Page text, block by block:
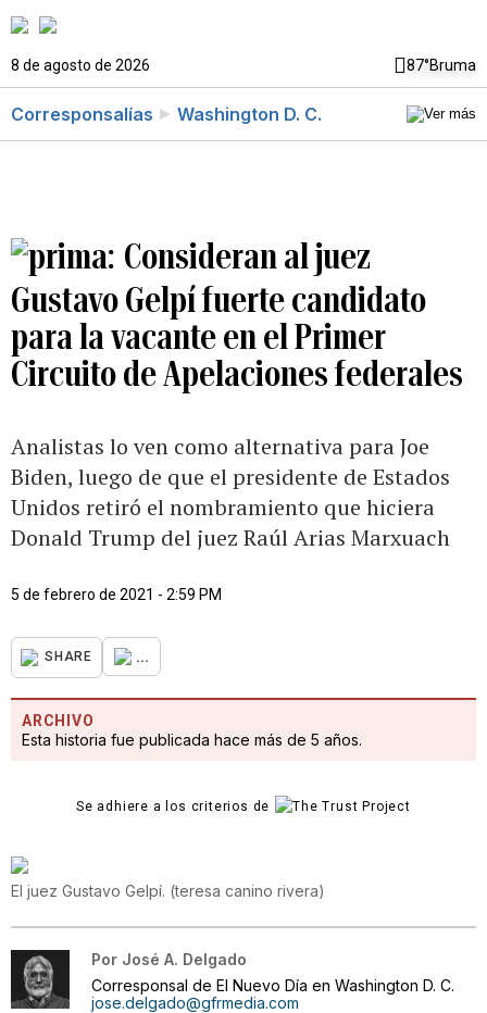
8 de agosto de 2026 87°Bruma
Corresponsalías Washington D. C.
Consideran al juez
Gustavo Gelpí fuerte candidato
para la vacante en el Primer
Circuito de Apelaciones federales
Analistas lo ven como alternativa para Joe
Biden, luego de que el presidente de Estados
Unidos retiró el nombramiento que hiciera
Donald Trump del juez Raúl Arias Marxuach
5 de febrero de 2021 - 2:59 PM
SHARE ...
ARCHIVO
Esta historia fue publicada hace más de 5 años.
Se adhiere a los criterios de
El juez Gustavo Gelpí. (teresa canino rivera)
Por José A. Delgado
Corresponsal de El Nuevo Día en Washington D. C.
jose.delgado@gfrmedia.com